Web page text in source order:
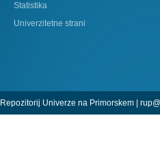
Statistika
Univerzitetne strani
Repozitorij Univerze na Primorskem |